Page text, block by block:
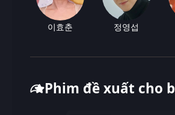
이효춘 정영섭
Phim đề xuất cho